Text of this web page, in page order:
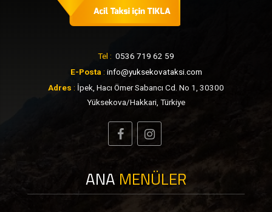
Tel : 0536 719 62 59
E-Posta : info@yuksekovataksi.com
Adres : İpek, Hacı Ömer Sabancı Cd. No 1, 30300
Yüksekova/Hakkari, Türkiye
ANA MENÜLER